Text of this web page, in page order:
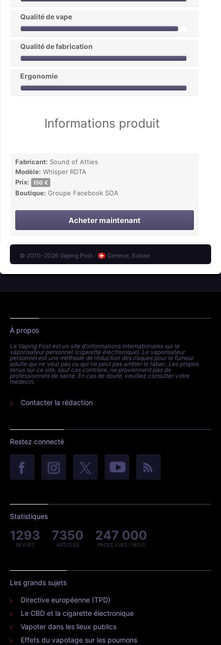
Qualité de vape
Qualité de fabrication
Ergonomie
Informations produit
Fabricant: Sound of Atties
Modèle: Whisper RDTA
Prix:
150 €
Boutique: Groupe Facebook SOA
Acheter maintenant
© 2010-2026 Vaping Post - Genève, Suisse
À propos
Le Vaping Post est un site d'informations internationales sur le
vaporisateur personnel (cigarette électronique). Le vaporisateur
personnel est une méthode de réduction des risques pour le fumeur
adulte qui ne veut pas ou qui ne peut pas arrêter le tabac. Les propos
tenus sur ce site, sauf cas contraire, ne proviennent pas de
professionnels de santé. En cas de doute, veuillez consulter votre
médecin.
Contacter la rédaction
Restez connecté
Statistiques
1293
REVUES
7350
ARTICLES
247 000
PAGES VUES / MOIS
Les grands sujets
Directive européenne (TPD)
Le CBD et la cigarette électronique
Vapoter dans les lieux publics
Effets du vapotage sur les poumons